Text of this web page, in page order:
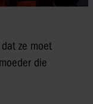
ze moet
die